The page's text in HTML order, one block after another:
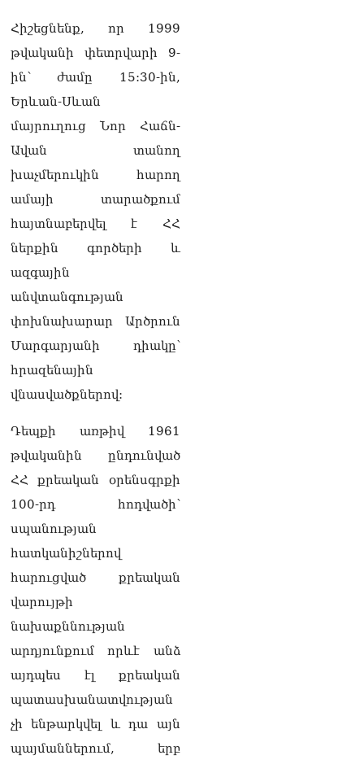
Հիշեցնենք, որ 1999
թվականի փետրվարի 9-
ին՝ ժամը 15:30-ին,
Երևան-Սևան
մայրուղուց Նոր Հաճն-
Ավան տանող
խաչմերուկին հարող
ամայի տարածքում
հայտնաբերվել է ՀՀ
ներքին գործերի և
ազգային
անվտանգության
փոխնախարար Արծրուն
Մարգարյանի դիակը՝
հրազենային
վնասվածքներով:
Դեպքի առթիվ 1961
թվականին ընդունված
ՀՀ քրեական օրենսգրքի
100-րդ հոդվածի՝
սպանության
հատկանիշներով
հարուցված քրեական
վարույթի
նախաքննության
արդյունքում որևէ անձ
այդպես էլ քրեական
պատասխանատվության
չի ենթարկվել և դա այն
պայմաններում, երբ